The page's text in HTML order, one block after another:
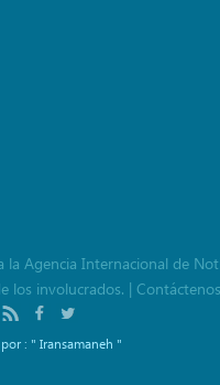
Agencia Internacional de
los involucrados. | Contáctenos
: " Iransamaneh "